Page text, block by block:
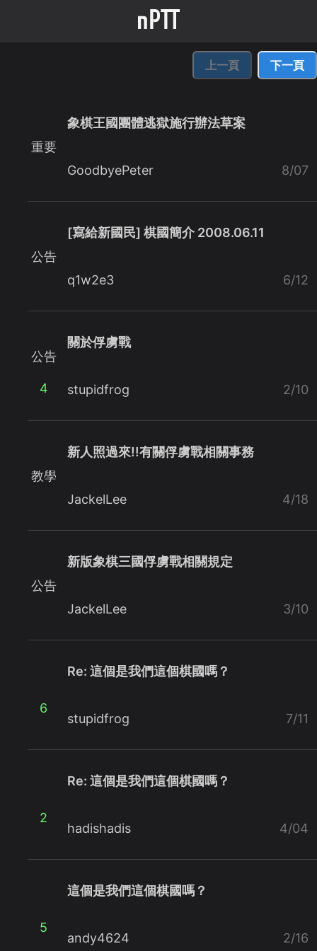
上一頁 下一頁
重要
象棋王國團體逃獄施行辦法草案
GoodbyePeter 8/07
公告
[寫給新國民] 棋國簡介 2008.06.11
q1w2e3 6/12
公告
4
關於俘虜戰
stupidfrog 2/10
教學
新人照過來!!有關俘虜戰相關事務
JackelLee 4/18
公告
新版象棋三國俘虜戰相關規定
JackelLee 3/10
6
Re: 這個是我們這個棋國嗎？
stupidfrog 7/11
2
Re: 這個是我們這個棋國嗎？
hadishadis 4/04
5
這個是我們這個棋國嗎？
andy4624 2/16